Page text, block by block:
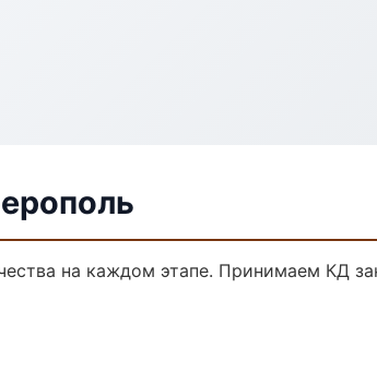
на каждом этапе. Принимаем КД